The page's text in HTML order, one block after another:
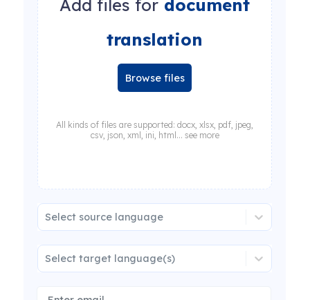
Add files for document
translation
Browse files
All kinds of files are supported: docx, xlsx, pdf, jpeg,
csv, json, xml, ini, html... see more
Select source language
Select target language(s)